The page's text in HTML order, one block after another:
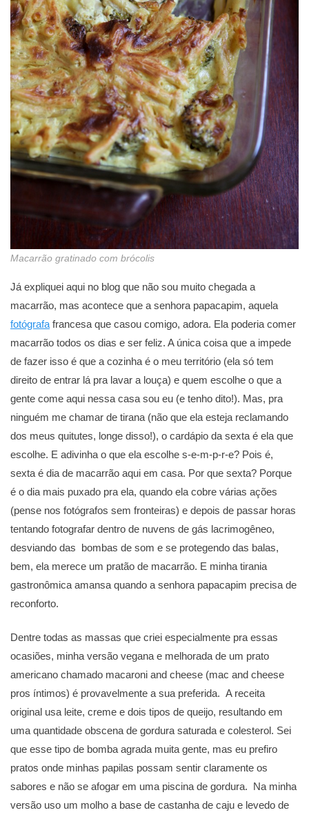
Macarrão gratinado com brócolis
Já expliquei aqui no blog que não sou muito chegada a
macarrão, mas acontece que a senhora papacapim, aquela
fotógrafa francesa que casou comigo, adora. Ela poderia comer
macarrão todos os dias e ser feliz. A única coisa que a impede
de fazer isso é que a cozinha é o meu território (ela só tem
direito de entrar lá pra lavar a louça) e quem escolhe o que a
gente come aqui nessa casa sou eu (e tenho dito!). Mas, pra
ninguém me chamar de tirana (não que ela esteja reclamando
dos meus quitutes, longe disso!), o cardápio da sexta é ela que
escolhe. E adivinha o que ela escolhe s-e-m-p-r-e? Pois é,
sexta é dia de macarrão aqui em casa. Por que sexta? Porque
é o dia mais puxado pra ela, quando ela cobre várias ações
(pense nos fotógrafos sem fronteiras) e depois de passar horas
tentando fotografar dentro de nuvens de gás lacrimogêneo,
desviando das bombas de som e se protegendo das balas,
bem, ela merece um pratão de macarrão. E minha tirania
gastronômica amansa quando a senhora papacapim precisa de
reconforto.
Dentre todas as massas que criei especialmente pra essas
ocasiões, minha versão vegana e melhorada de um prato
americano chamado macaroni and cheese (mac and cheese
pros íntimos) é provavelmente a sua preferida. A receita
original usa leite, creme e dois tipos de queijo, resultando em
uma quantidade obscena de gordura saturada e colesterol. Sei
que esse tipo de bomba agrada muita gente, mas eu prefiro
pratos onde minhas papilas possam sentir claramente os
sabores e não se afogar em uma piscina de gordura. Na minha
versão uso um molho a base de castanha de caju e levedo de